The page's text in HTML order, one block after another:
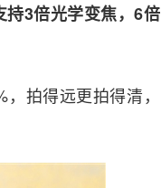
持3倍光学变焦，6倍
拍得远更拍得清，